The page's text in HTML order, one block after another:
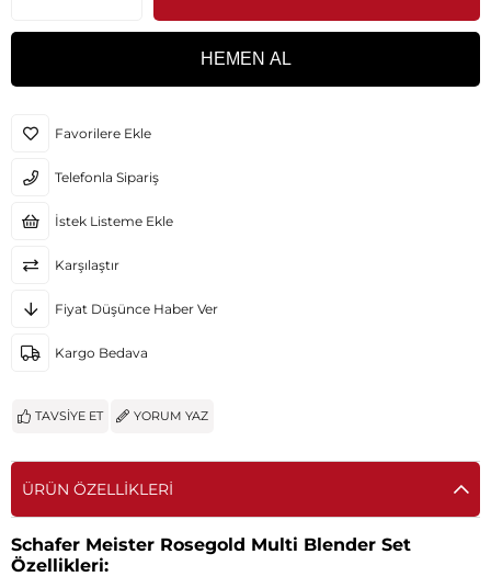
Favorilere Ekle
Telefonla Sipariş
İstek Listeme Ekle
Karşılaştır
Fiyat Düşünce Haber Ver
Kargo Bedava
TAVSIYE ET YORUM YAZ
ÜRÜN ÖZELLIKLERI
Schafer Meister Rosegold Multi Blender Set
Özellikleri: